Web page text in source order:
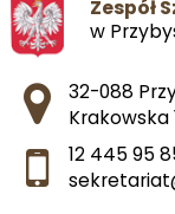
Zespół
w
Adres
32-088
Krakowska
12 445 95